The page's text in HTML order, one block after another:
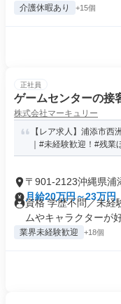
介護休暇あり +15個
正社員
ゲームセンターの
株式会社マーキュリー
【レア求人】浦添市
｜#未経験歓迎！#残業
〒901-2123沖縄県浦
月給20万円～23万円
資格 学歴不問／未経
ムやキャラクターが
業界未経験歓迎 +18個